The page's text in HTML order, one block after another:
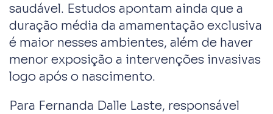
saudável. Estudos apontam ainda que a
duração média da amamentação exclusiva
é maior nesses ambientes, além de haver
menor exposição a intervenções invasivas
logo após o nascimento.
Para Fernanda Dalle Laste, responsável